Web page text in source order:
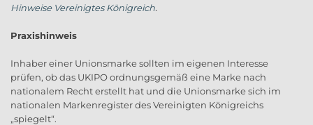
Hinweise Vereinigtes Königreich.
Praxishinweis
Inhaber einer Unionsmarke sollten im eigenen Interesse
prüfen, ob das UKIPO ordnungsgemäß eine Marke nach
nationalem Recht erstellt hat und die Unionsmarke sich im
nationalen Markenregister des Vereinigten Königreichs
„spiegelt“.